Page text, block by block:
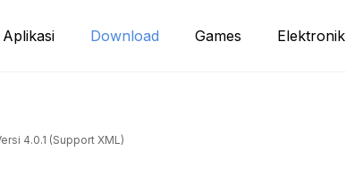
Aplikasi Download Games Elektronik
4.0.1 (Support XML)